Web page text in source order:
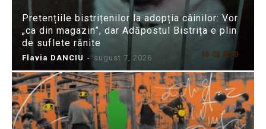
Pretențiile bistrițenilor la adopția câinilor: Vor
„ca din magazin”, dar Adăpostul Bistrița e plin
de suflete rănite
Flavia DANCIU - august 7, 2026